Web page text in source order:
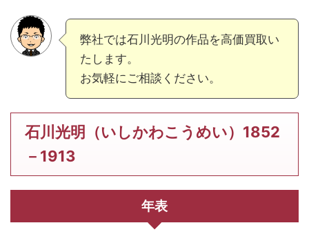
弊社では石川光明の作品を高価買取い
たします。
お気軽にご相談ください。
石川光明（いしかわこうめい）1852
－1913
年表